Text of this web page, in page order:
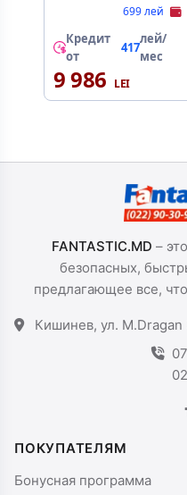
699 лей
Кредит
от
417
лей/
мес
9 986
FANTASTIC.MD –
безопасных,
предлагающее все,
Кишинев, ул. M.Dragan
ПОКУПАТЕЛЯМ
Бонусная программа